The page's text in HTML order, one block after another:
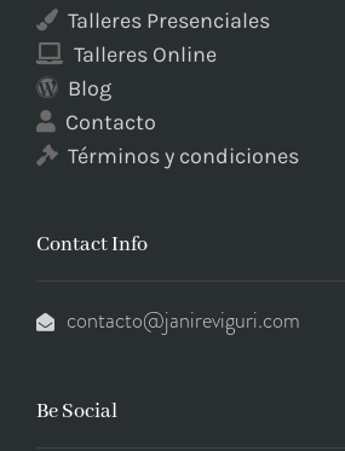
Talleres Presenciales
Talleres Online
Blog
Contacto
Términos y condiciones
Contact Info
contacto@janireviguri.com
Be Social